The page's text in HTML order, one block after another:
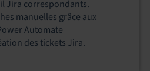
Jira correspondants.
manuelles grâce aux
Automate
des tickets Jira.